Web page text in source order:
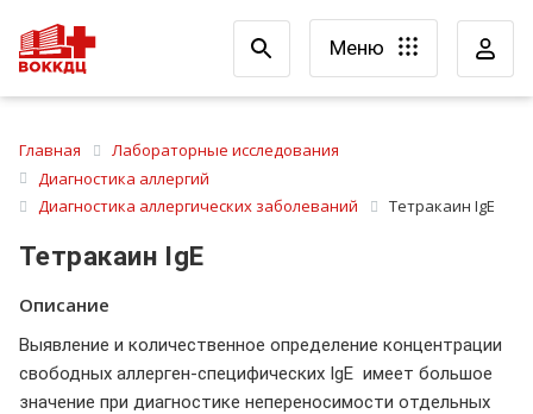
Меню
Главная
Лабораторные исследования
Диагностика аллергий
Диагностика аллергических заболеваний
Тетракаин IgE
Тетракаин IgE
Описание
Выявление и количественное определение концентрации
свободных аллерген-специфических IgE имеет большое
значение при диагностике непереносимости отдельных